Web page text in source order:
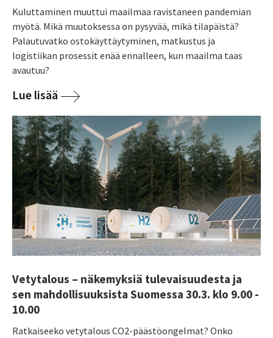
Kuluttaminen muuttui maailmaa ravistaneen pandemian
myötä. Mikä muutoksessa on pysyvää, mikä tilapäistä?
Palautuvatko ostokäyttäytyminen, matkustus ja
logistiikan prosessit enää ennalleen, kun maailma taas
avautuu?
Lue lisää
Vetytalous – näkemyksiä tulevaisuudesta ja
sen mahdollisuuksista Suomessa 30.3. klo 9.00 -
10.00
Ratkaiseeko vetytalous CO2-päästöongelmat? Onko